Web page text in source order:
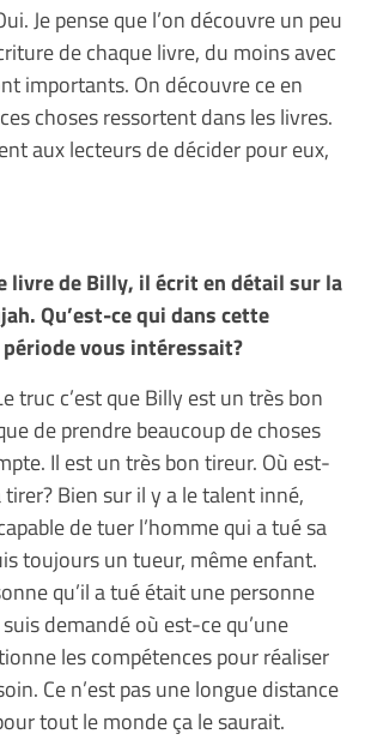
Je pense que l’on découvre un peu
de chaque livre, du moins avec
importants. On découvre ce en
choses ressortent dans les livres.
aux lecteurs de décider pour eux,
livre de Billy, il écrit en détail sur la
Qu’est-ce qui dans cette
vous intéressait?
truc c’est que Billy est un très bon
de prendre beaucoup de choses
Il est un très bon tireur. Où est-
tirer? Bien sur il y a le talent inné,
de tuer l’homme qui a tué sa
toujours un tueur, même enfant.
qu’il a tué était une personne
demandé où est-ce qu’une
les compétences pour réaliser
Ce n’est pas une longue distance
tout le monde ça le saurait.